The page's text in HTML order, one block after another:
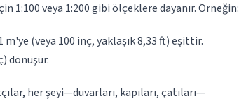
1:100 veya 1:200 gibi ölçeklere dayanır. Örneğin:
(veya 100 inç, yaklaşık 8,33 ft) eşittir.
dönüşür.
her şeyi—duvarları, kapıları, çatıları—